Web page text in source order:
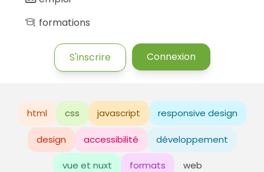
formations
S'inscrire Connexion
html css javascript responsive design
design accessibilité développement
vue et nuxt formats web